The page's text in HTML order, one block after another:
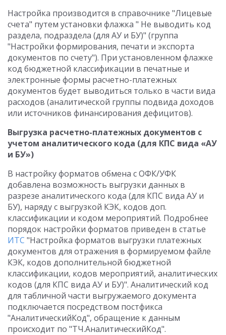
Настройка производится в справочнике "Лицевые
счета" путем установки флажка " Не выводить код
раздела, подраздела (для АУ и БУ)" (группа
"Настройки формирования, печати и экспорта
документов по счету"). При установленном флажке
код бюджетной классификации в печатные и
электронные формы расчетно-платежных
документов будет выводиться только в части вида
расходов (аналитической группы подвида доходов
или источников финансирования дефицитов).
Выгрузка расчетно-платежных документов с
учетом аналитического кода (для КПС вида «АУ
и БУ»)
В настройку форматов обмена с ОФК/УФК
добавлена возможность выгрузки данных в
разрезе аналитического кода (для КПС вида АУ и
БУ), наряду с выгрузкой КЭК, кодов доп.
классификации и кодом мероприятий. Подробнее
порядок настройки форматов приведен в статье
ИТС "Настройка форматов выгрузки платежных
документов для отражения в формируемом файле
КЭК, кодов дополнительной бюджетной
классификации, кодов мероприятий, аналитических
кодов (для КПС вида АУ и БУ)". Аналитический код
для табличной части выгружаемого документа
подключается посредством постфикса
"АналитическийКод", обращение к данным
происходит по "ТЧ.АналитическийКод".